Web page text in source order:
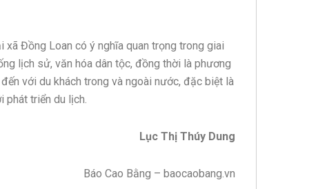
Đồng Loan có ý nghĩa quan trọng trong giai
lịch sử, văn hóa dân tộc, đồng thời là phương
với du khách trong và ngoài nước, đặc biệt là
triển du lịch.
Lục Thị Thúy Dung
Báo Cao Bằng – baocaobang.vn